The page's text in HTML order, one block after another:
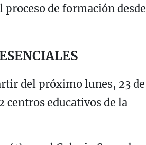
de formación desde
del próximo lunes, 23 de
centros educativos de la